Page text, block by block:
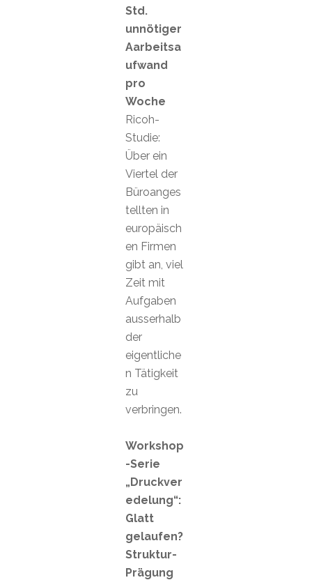
Std.
unnötiger
Aarbeitsa
ufwand
pro
Woche
Ricoh-
Studie:
Über ein
Viertel der
Büroanges
tellten in
europäisch
en Firmen
gibt an, viel
Zeit mit
Aufgaben
ausserhalb
der
eigentliche
n Tätigkeit
zu
verbringen.
Workshop
-Serie
„Druckver
edelung“:
Glatt
gelaufen?
Struktur-
Prägung